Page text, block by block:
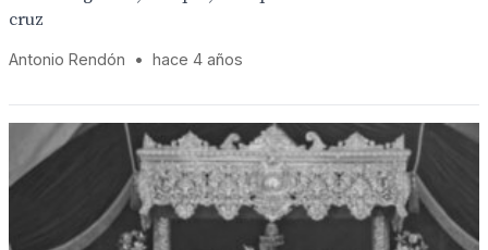
cruz
Antonio Rendón • hace 4 años